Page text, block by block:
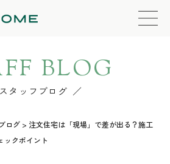
BLOG
スタッフブログ
ログ > 注文住宅は「現場」で差が出る？施工
ックポイント